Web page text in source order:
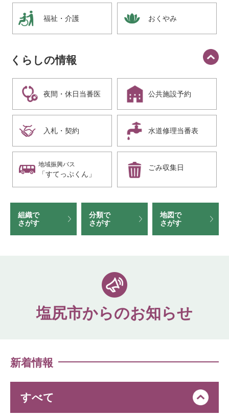
福祉・介護 おくやみ
くらしの情報
夜間・休日当番医 公共施設予約
入札・契約 水道修理当番表
地域振興バス
「すてっぷくん」
ごみ収集日
組織で
さがす
分類で
さがす
地図で
さがす
塩尻市からのお知らせ
新着情報
すべて